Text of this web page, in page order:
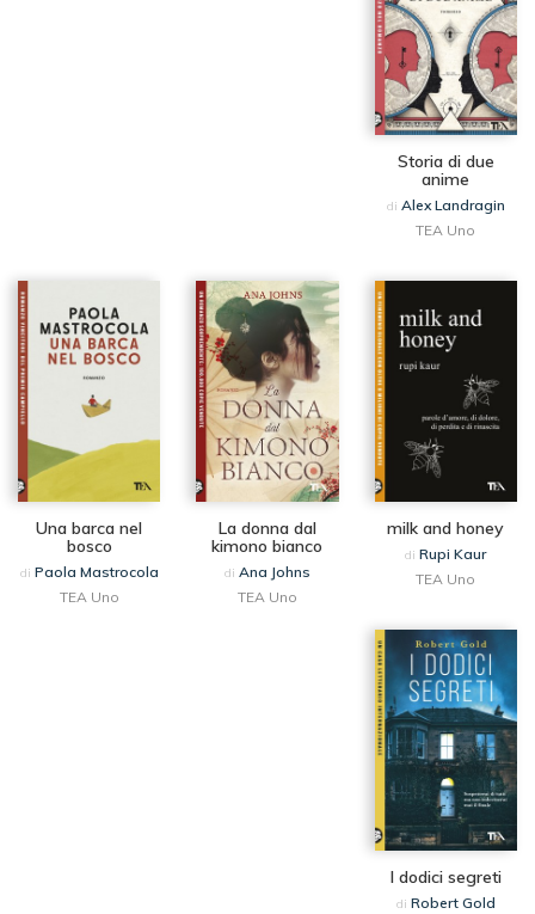
Storia di due
anime
di Alex Landragin
TEA Uno
Una barca nel
bosco
di Paola Mastrocola
TEA Uno
La donna dal
kimono bianco
di Ana Johns
TEA Uno
milk and honey
diRupi Kaur
TEA Uno
I dodici segreti
di Robert Gold